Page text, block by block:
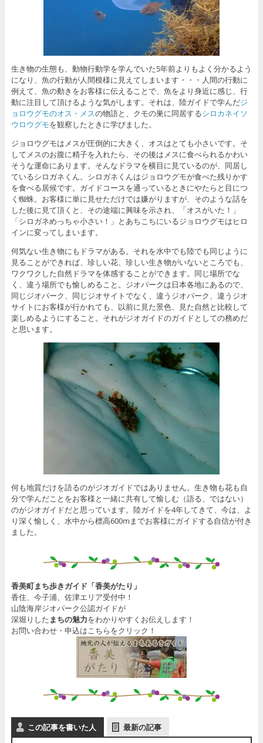
生き物の生態も、動物行動学を学んでいた5年前よりもよく分かるよう
になり、魚の行動が人間模様に見えてしまいます・・・人間の行動に
例えて、魚の動きをお客様に伝えることで、魚をより身近に感じ、行
動に注目して頂けるような気がします。それは、陸ガイドで学んだジ
ョロウグモのオス・メスの物語と、クモの巣に同居するシロカネイソ
ウロウグモを観察したときに学びました。
ジョロウグモはメスが圧倒的に大きく、オスはとても小さいです。そ
してメスのお腹に精子を入れたら、その後はメスに食べられるかわい
そうな運命にあります。そんなドラマを横目に見ているのが、同居し
ているシロガネくん。シロガネくんはジョロウグモが食べた残りかす
を食べる居候です。ガイドコースを通っているときにやたらと目につ
く蜘蛛。お客様に単に見せただけでは嫌がりますが、そのような話を
した後に見て頂くと、その途端に興味を示され、「オスがいた！」
「シロガネめっちゃ小さい！」とあちこちにいるジョロウグモはヒロ
インに変ってしまいます。
何気ない生き物にもドラマがある。それを水中でも陸でも同じように
見ることができれば、珍しい花、珍しい生き物がいないところでも、
ワクワクした自然ドラマを体感することができます。同じ場所でな
く、違う場所でも愉しめること。ジオパークは日本各地にあるので、
同じジオパーク、同じジオサイトでなく、違うジオパーク、違うジオ
サイトにお客様が行かれても、以前に見た景色、見た自然と比較して
楽しめるようにすること。それがジオガイドのガイドとしての務めだ
と思います。
何も地質だけを語るのがジオガイドではありません。生き物も花も自
分で学んだことをお客様と一緒に共有して愉しむ（語る、ではない）
のがジオガイドだと思っています。陸ガイドを4年してきて、今は、よ
り深く愉しく、水中から標高600mまでお客様にガイドする自信が付き
ました。
香美町まち歩きガイド「香美がたり」
香住、今子浦、佐津エリア受付中！
山陰海岸ジオパーク公認ガイドが
深堀りしたまちの魅力をわかりやすくお伝えします！
お問い合わせ・申込はこちらをクリック！
この記事を書いた人 最新の記事